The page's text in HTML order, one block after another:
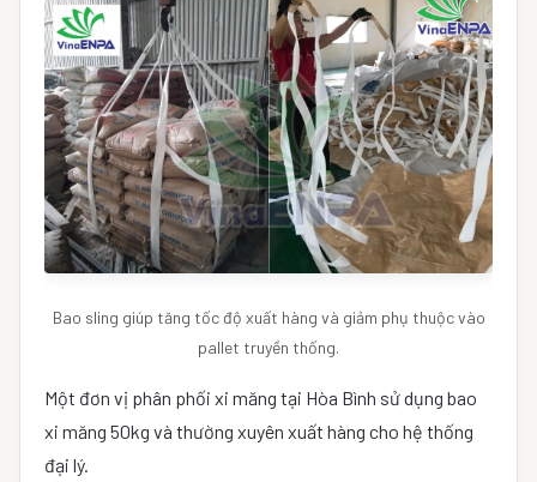
Bao sling giúp tăng tốc độ xuất hàng và giảm phụ thuộc vào
pallet truyền thống.
Một đơn vị phân phối xi măng tại Hòa Bình sử dụng bao
xi măng 50kg và thường xuyên xuất hàng cho hệ thống
đại lý.